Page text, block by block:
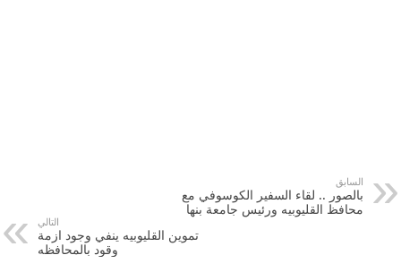
السابق
بالصور .. لقاء السفير الكوسوفي مع
محافظ القليوبيه ورئيس جامعة بنها
التالي
تموين القليوبيه ينفي وجود ازمة
وقود بالمحافظه